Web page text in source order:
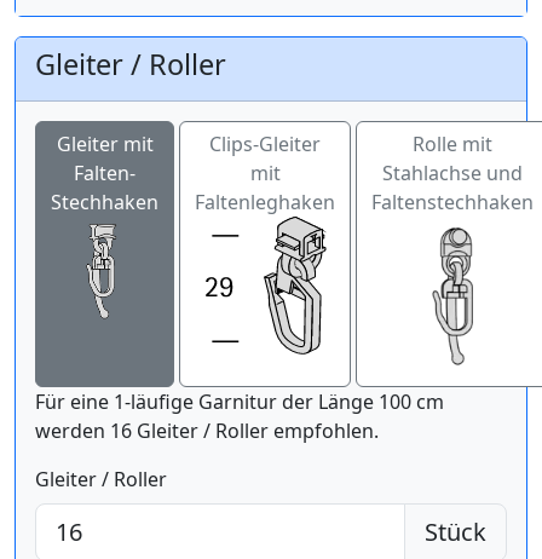
Gleiter / Roller
Gleiter mit
Falten-
Stechhaken
Clips-Gleiter
mit
Faltenleghaken
Rolle mit
Stahlachse und
Faltenstechhaken
Für eine 1-läufige Garnitur der Länge 100 cm
werden 16 Gleiter / Roller empfohlen.
Gleiter / Roller
Stück